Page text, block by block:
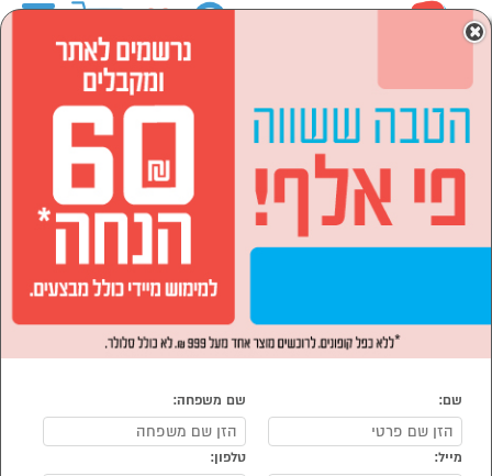
הסתר רשימת קטגוריות
מוצרי חשמל (18)
sassonic
נמצאו 18 sassonic
×
שם: שם משפחה:
מייל: טלפון: